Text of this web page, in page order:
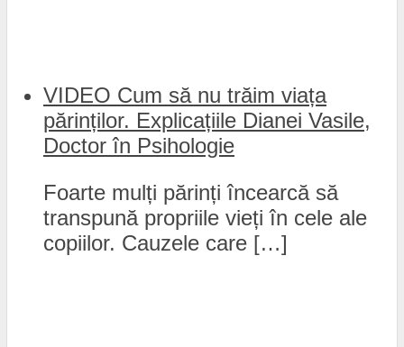
VIDEO Cum să nu trăim viața
părinților. Explicațiile Dianei Vasile,
Doctor în Psihologie
Foarte mulți părinți încearcă să
transpună propriile vieți în cele ale
copiilor. Cauzele care […]